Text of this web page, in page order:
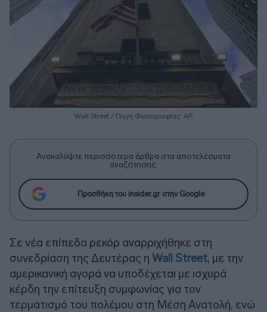
Wall Street / Πηγή Φωτογραφίας: ΑΡ
Ανακαλύψτε περισσότερα άρθρα στα αποτελέσματα
αναζήτησης.
Προσθήκη του insider.gr στην Google
Σε νέα επίπεδα ρεκόρ αναρριχήθηκε στη
συνεδρίαση της Δευτέρας η Wall Street, με την
αμερικανική αγορά να υποδέχεται με ισχυρά
κέρδη την επίτευξη συμφωνίας για τον
τερματισμό του πολέμου στη Μέση Ανατολή, ενώ